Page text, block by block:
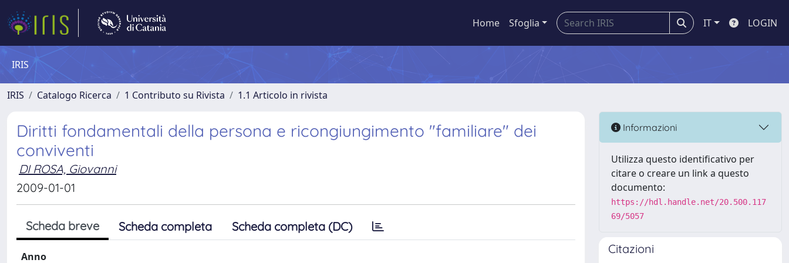
Home Sfoglia IT LOGIN
IRIS
IRIS Catalogo Ricerca 1 Contributo su Rivista 1.1 Articolo in rivista
Diritti fondamentali della persona e ricongiungimento "familiare" dei
conviventi
DI ROSA, Giovanni
2009-01-01
Scheda breve Scheda completa Scheda completa (DC)
Anno
Informazioni
Utilizza questo identificativo per
citare o creare un link a questo
documento:
https://hdl.handle.net/20.500.117
69/5057
Citazioni